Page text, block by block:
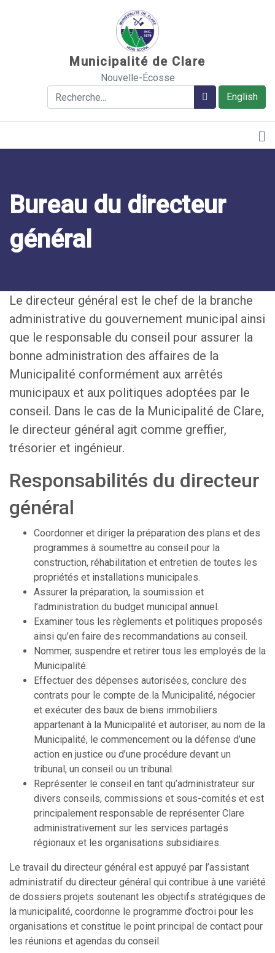
Municipalité de Clare
Nouvelle-Écosse
English
Rechercher Rechercher
Bureau du directeur
général
Le directeur général est le chef de la branche
administrative du gouvernement municipal ainsi
que le responsable du conseil pour assurer la
bonne administration des affaires de la
Municipalité conformément aux arrêtés
municipaux et aux politiques adoptées par le
conseil. Dans le cas de la Municipalité de Clare,
le directeur général agit comme greffier,
trésorier et ingénieur.
Responsabilités du directeur
général
Coordonner et diriger la préparation des plans et des
programmes à soumettre au conseil pour la
construction, réhabilitation et entretien de toutes les
propriétés et installations municipales.
Assurer la préparation, la soumission et
l’administration du budget municipal annuel.
Examiner tous les règlements et politiques proposés
ainsi qu’en faire des recommandations au conseil.
Nommer, suspendre et retirer tous les employés de la
Municipalité.
Effectuer des dépenses autorisées, conclure des
contrats pour le compte de la Municipalité, négocier
et exécuter des baux de biens immobiliers
appartenant à la Municipalité et autoriser, au nom de la
Municipalité, le commencement ou la défense d’une
action en justice ou d’une procédure devant un
tribunal, un conseil ou un tribunal.
Représenter le conseil en tant qu’administrateur sur
divers conseils, commissions et sous-comités et est
principalement responsable de représenter Clare
administrativement sur les services partagés
régionaux et les organisations subsidiaires.
Le travail du directeur général est appuyé par l’assistant
administratif du directeur général qui contribue à une variété
de dossiers projets soutenant les objectifs stratégiques de
la municipalité, coordonne le programme d’octroi pour les
organisations et constitue le point principal de contact pour
les réunions et agendas du conseil.